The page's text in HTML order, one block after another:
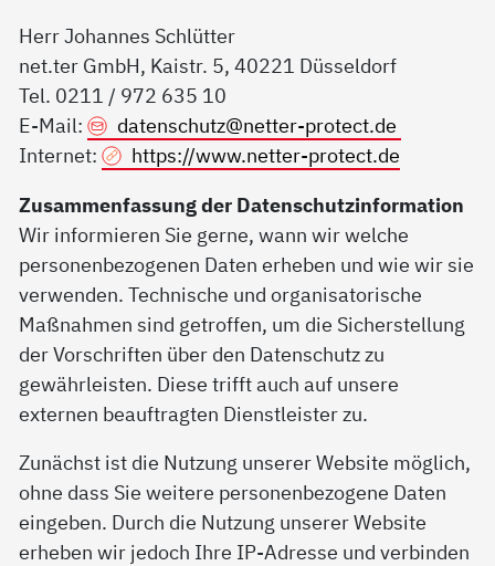
Herr Johannes Schlütter
net.ter GmbH, Kaistr. 5, 40221 Düsseldorf
Tel. 0211 / 972 635 10
E-Mail:
datenschutz@netter-protect.de
Internet:
https://www.netter-protect.de
Zusammenfassung der Datenschutzinformation
Wir informieren Sie gerne, wann wir welche
personenbezogenen Daten erheben und wie wir sie
verwenden. Technische und organisatorische
Maßnahmen sind getroffen, um die Sicherstellung
der Vorschriften über den Datenschutz zu
gewährleisten. Diese trifft auch auf unsere
externen beauftragten Dienstleister zu.
Zunächst ist die Nutzung unserer Website möglich,
ohne dass Sie weitere personenbezogene Daten
eingeben. Durch die Nutzung unserer Website
erheben wir jedoch Ihre IP-Adresse und verbinden